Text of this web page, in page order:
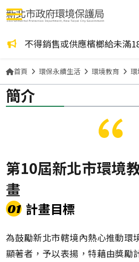
咖啡檳榔、檳榔糖葫蘆？ 檳榔不管加了什麼風味，都是致癌物！請拒絕嚼食。
選單按鈕
首頁 環保永續生活 環境教育
簡介
第10屆新北市環境
畫
01 計畫目標
為鼓勵新北市轄境內熱心推動環
顯著者，予以表揚，特藉由獎勵